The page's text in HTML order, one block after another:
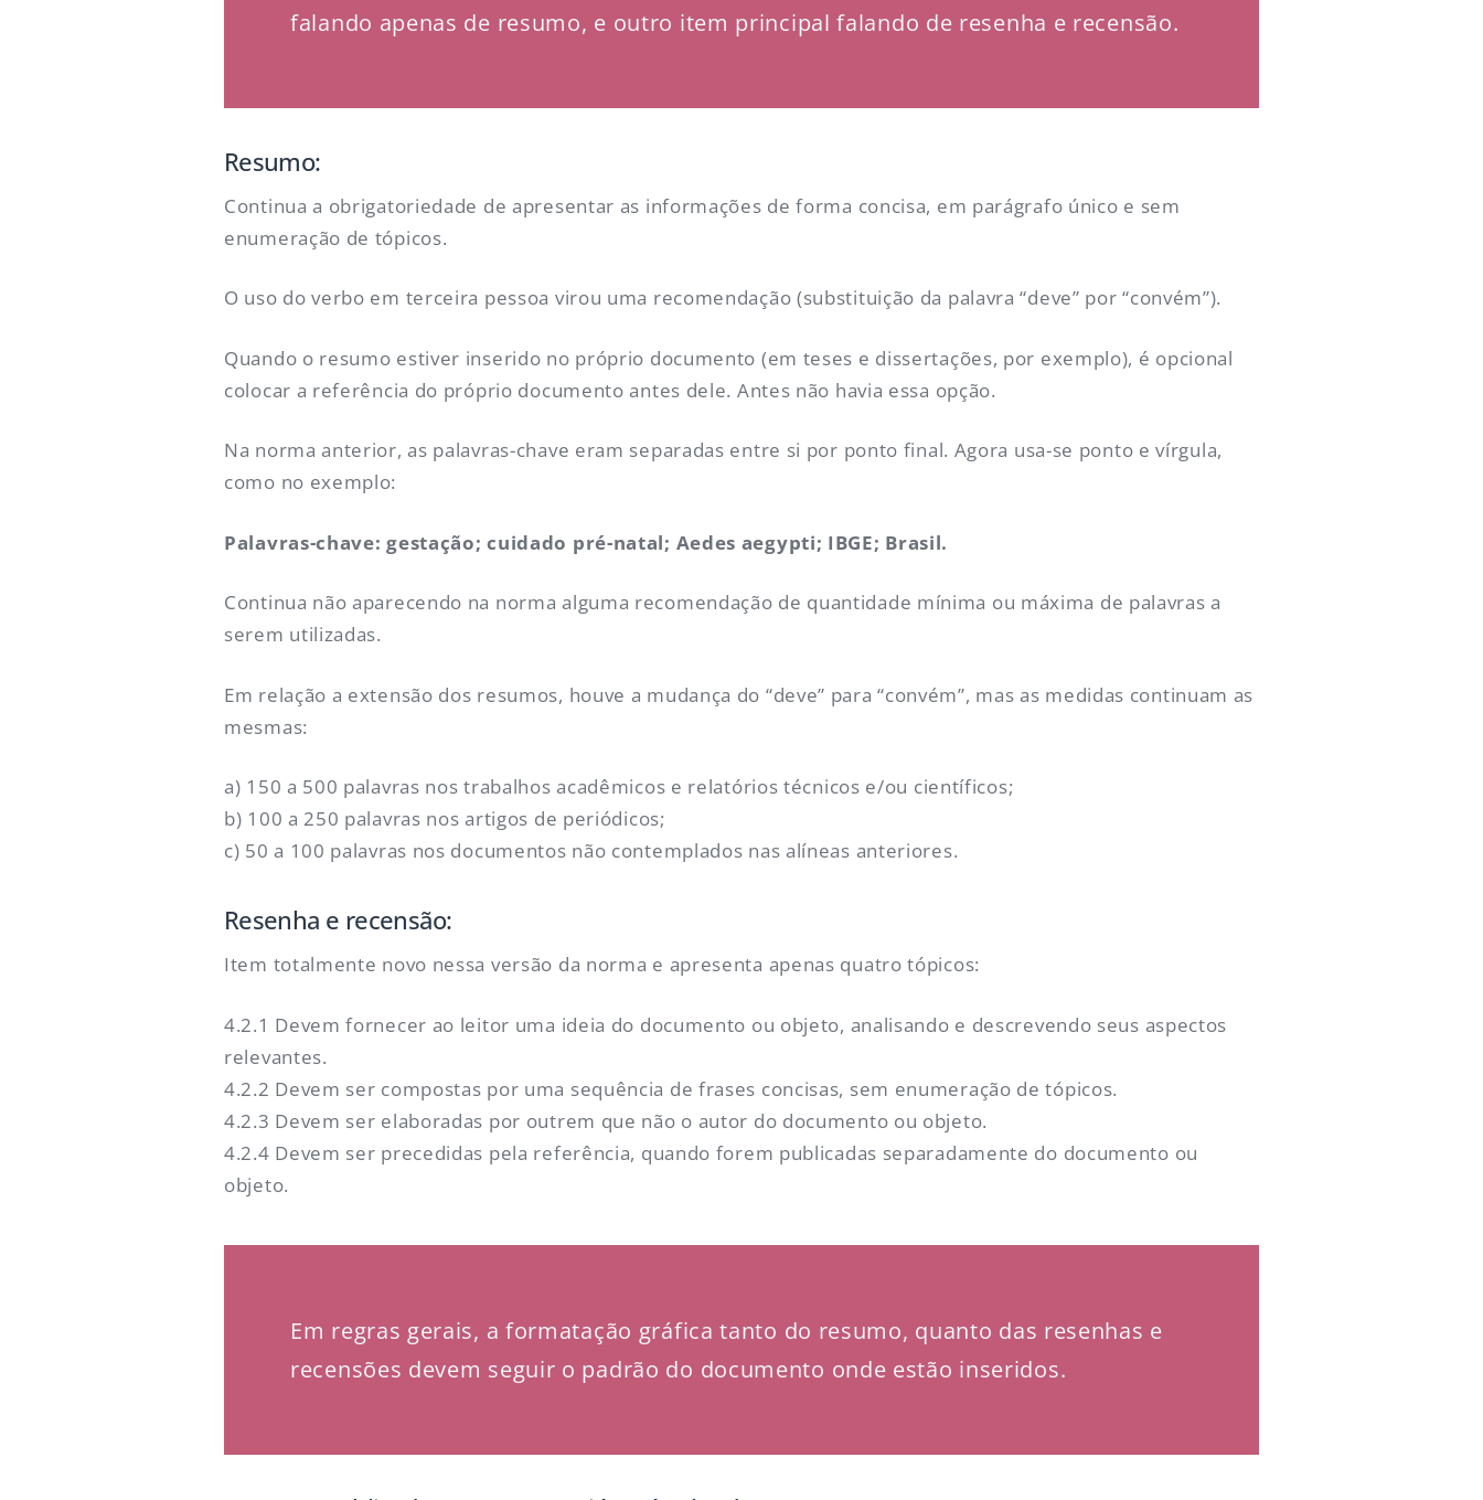
falando apenas de resumo, e outro item principal falando de resenha e recensão.
Resumo:
Continua a obrigatoriedade de apresentar as informações de forma concisa, em parágrafo único e sem
enumeração de tópicos.
O uso do verbo em terceira pessoa virou uma recomendação (substituição da palavra “deve” por “convém”).
Quando o resumo estiver inserido no próprio documento (em teses e dissertações, por exemplo), é opcional
colocar a referência do próprio documento antes dele. Antes não havia essa opção.
Na norma anterior, as palavras-chave eram separadas entre si por ponto final. Agora usa-se ponto e vírgula,
como no exemplo:
Palavras-chave: gestação; cuidado pré-natal; Aedes aegypti; IBGE; Brasil.
Continua não aparecendo na norma alguma recomendação de quantidade mínima ou máxima de palavras a
serem utilizadas.
Em relação a extensão dos resumos, houve a mudança do “deve” para “convém”, mas as medidas continuam as
mesmas:
a) 150 a 500 palavras nos trabalhos acadêmicos e relatórios técnicos e/ou científicos;
b) 100 a 250 palavras nos artigos de periódicos;
c) 50 a 100 palavras nos documentos não contemplados nas alíneas anteriores.
Resenha e recensão:
Item totalmente novo nessa versão da norma e apresenta apenas quatro tópicos:
4.2.1 Devem fornecer ao leitor uma ideia do documento ou objeto, analisando e descrevendo seus aspectos
relevantes.
4.2.2 Devem ser compostas por uma sequência de frases concisas, sem enumeração de tópicos.
4.2.3 Devem ser elaboradas por outrem que não o autor do documento ou objeto.
4.2.4 Devem ser precedidas pela referência, quando forem publicadas separadamente do documento ou
objeto.
Em regras gerais, a formatação gráfica tanto do resumo, quanto das resenhas e
recensões devem seguir o padrão do documento onde estão inseridos.